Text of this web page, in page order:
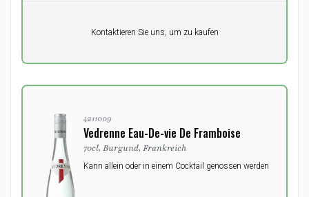
Kontaktieren Sie uns, um zu kaufen
4211009
Vedrenne Eau-De-vie De Framboise
70cl, Burgund, Frankreich
Kann allein oder in einem Cocktail genossen werden